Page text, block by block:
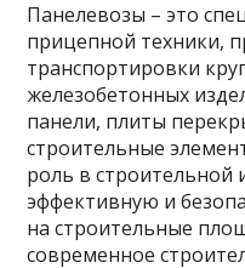
Панелевозы – это
прицепной техники,
транспортировки
железобетонных
панели, плиты
строительные
роль в строительной
эффективную и
на строительные
современное